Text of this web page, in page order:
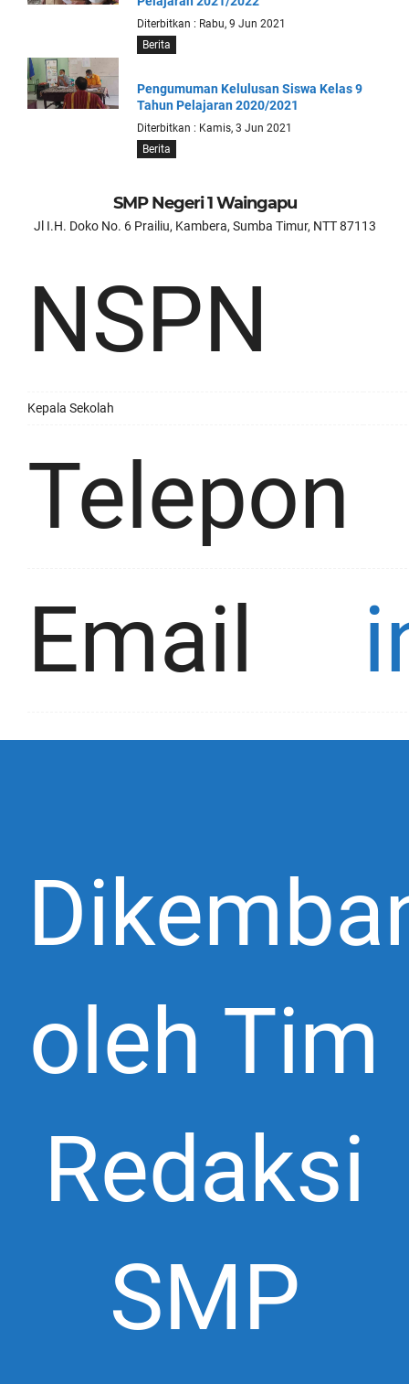
Berita
Diterbitkan : Rabu, 9 Jun 2021
Berita
Pengumuman Kelulusan Siswa Kelas 9
Tahun Pelajaran 2020/2021
Diterbitkan : Kamis, 3 Jun 2021
SMP Negeri 1 Waingapu
Jl I.H. Doko No. 6 Prailiu, Kambera, Sumba Timur, NTT 87113
NSPN
Kepala Sekolah
Telepon
Email
oleh Tim
Redaksi
SMP